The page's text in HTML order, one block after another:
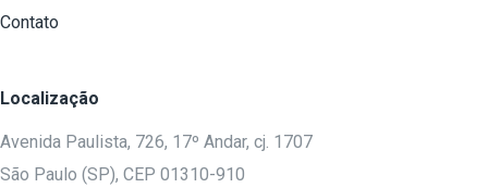
Contato
Localização
Avenida Paulista, 726, 17º Andar, cj. 1707
São Paulo (SP), CEP 01310-910